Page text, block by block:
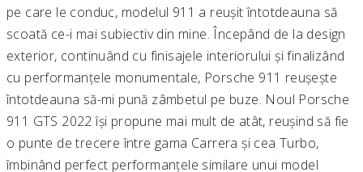
pe care le conduc, modelul 911 a reușit întotdeauna să
scoată ce-i mai subiectiv din mine. Începând de la design
exterior, continuând cu finisajele interiorului și finalizând
cu performanțele monumentale, Porsche 911 reușește
întotdeauna să-mi pună zâmbetul pe buze. Noul Porsche
911 GTS 2022 își propune mai mult de atât, reușind să fie
o punte de trecere între gama Carrera și cea Turbo,
îmbinând perfect performanțele similare unui model